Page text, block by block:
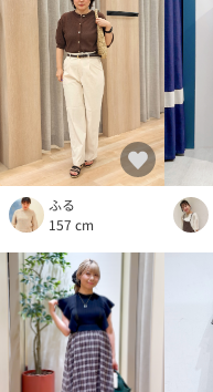
ふる
157 cm